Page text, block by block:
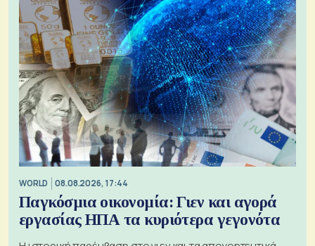
WORLD 08.08.2026, 17:44
Παγκόσμια οικονομία: Γιεν και αγορά
εργασίας ΗΠΑ τα κυριότερα γεγονότα